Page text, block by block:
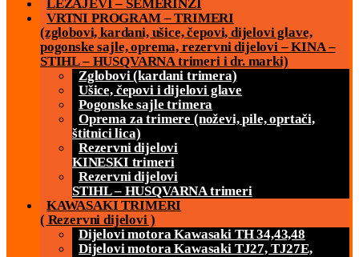
LEŽAJEVI – SEMERINZI
VRTNI PROGRAM – TRIMERI
(zglobovi, kardani, ušice, čepovi, dijelovi glave,
pogonske sajle, oprema, rezervni dijelovi – KINA –
STIHL – HUSQVARNA trimeri i dr. marki)
Zglobovi (kardani trimera)
Ušice, čepovi i dijelovi glave
Pogonske sajle trimera
Oprema za trimere (noževi, pile, oprtači,
štitnici lica)
Rezervni dijelovi
KINESKI trimeri
Rezervni dijelovi
STIHL – HUSQVARNA trimeri
KAWASAKI TRIMERI
( Rezervni dijelovi )
Dijelovi motora Kawasaki TH 34,43,48
Dijelovi motora Kawasaki TJ27, TJ27E,